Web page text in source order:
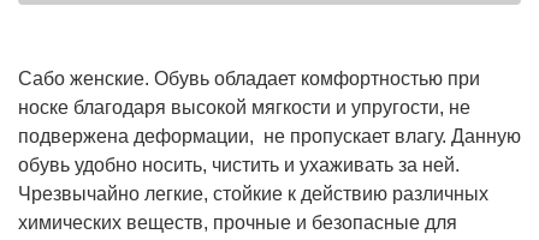
Сабо женские. Обувь обладает комфортностью при
носке благодаря высокой мягкости и упругости, не
подвержена деформации, не пропускает влагу. Данную
обувь удобно носить, чистить и ухаживать за ней.
Чрезвычайно легкие, стойкие к действию различных
химических веществ, прочные и безопасные для